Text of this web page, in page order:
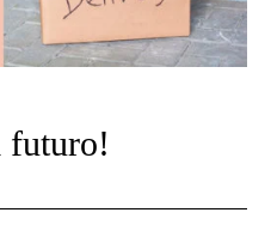
futuro!